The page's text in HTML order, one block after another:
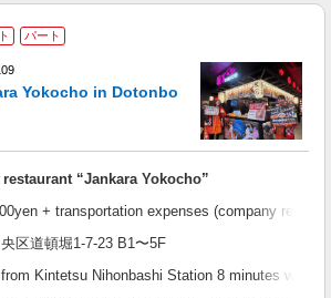
パート
Yokocho in Dotonbo
“Jankara Yokocho”
+ transportation expenses (company
区道頓堀1-7-23 B1〜5F
Kintetsu Nihonbashi Station 8 minutes walk